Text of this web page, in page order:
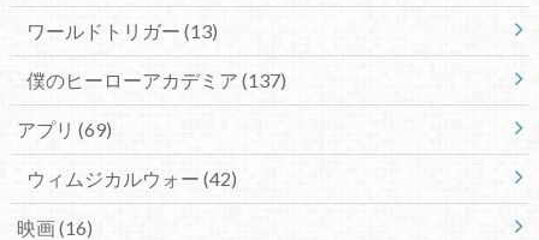
ワールドトリガー (13)
僕のヒーローアカデミア (137)
アプリ (69)
ウィムジカルウォー (42)
映画(16)